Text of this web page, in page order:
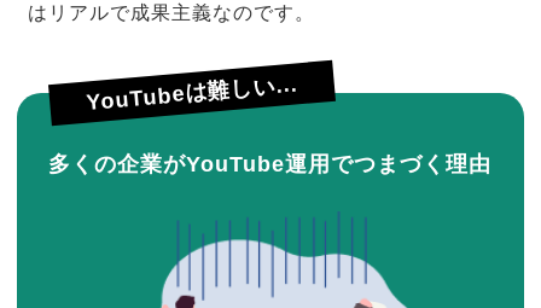
はリアルで成果主義なのです。
YouTubeは難しい...
多くの企業がYouTube運用でつまづく理由